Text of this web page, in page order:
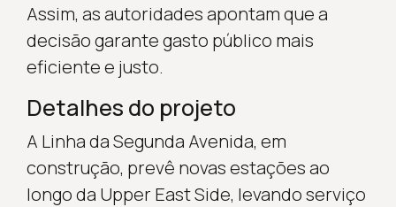
Assim, as autoridades apontam que a
decisão garante gasto público mais
eficiente e justo.
Detalhes do projeto
A Linha da Segunda Avenida, em
construção, prevê novas estações ao
longo da Upper East Side, levando serviço